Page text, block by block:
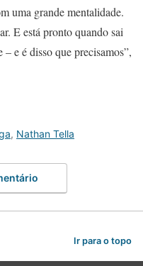
uma grande mentalidade.
E está pronto quando sai
e é disso que precisamos”,
, Nathan Tella
Ir para o topo